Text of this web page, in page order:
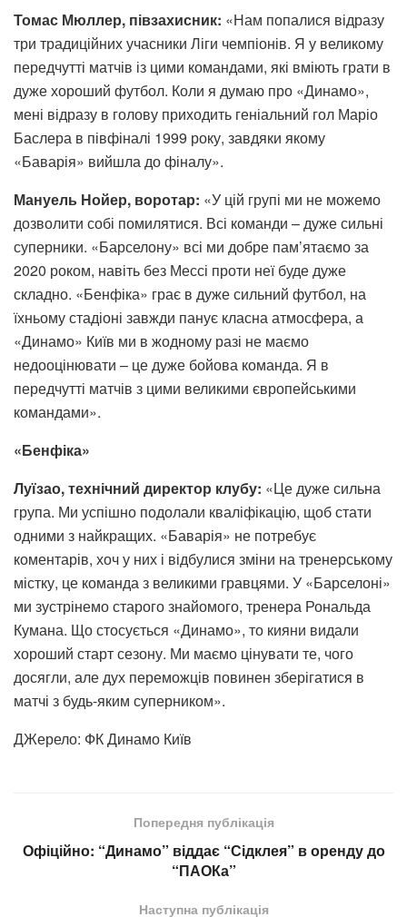
Томас Мюллер, півзахисник: «Нам попалися відразу
три традиційних учасники Ліги чемпіонів. Я у великому
передчутті матчів із цими командами, які вміють грати в
дуже хороший футбол. Коли я думаю про «Динамо»,
мені відразу в голову приходить геніальний гол Маріо
Баслера в півфіналі 1999 року, завдяки якому
«Баварія» вийшла до фіналу».
Мануель Нойер, воротар: «У цій групі ми не можемо
дозволити собі помилятися. Всі команди – дуже сильні
суперники. «Барселону» всі ми добре пам’ятаємо за
2020 роком, навіть без Мессі проти неї буде дуже
складно. «Бенфіка» грає в дуже сильний футбол, на
їхньому стадіоні завжди панує класна атмосфера, а
«Динамо» Київ ми в жодному разі не маємо
недооцінювати – це дуже бойова команда. Я в
передчутті матчів з цими великими європейськими
командами».
«Бенфіка»
Луїзао, технічний директор клубу: «Це дуже сильна
група. Ми успішно подолали кваліфікацію, щоб стати
одними з найкращих. «Баварія» не потребує
коментарів, хоч у них і відбулися зміни на тренерському
містку, це команда з великими гравцями. У «Барселоні»
ми зустрінемо старого знайомого, тренера Рональда
Кумана. Що стосується «Динамо», то кияни видали
хороший старт сезону. Ми маємо цінувати те, чого
досягли, але дух переможців повинен зберігатися в
матчі з будь-яким суперником».
ДЖерело: ФК Динамо Київ
Попередня публікація
Офіційно: “Динамо” віддає “Сідклея” в оренду до
“ПАОКа”
Наступна публікація